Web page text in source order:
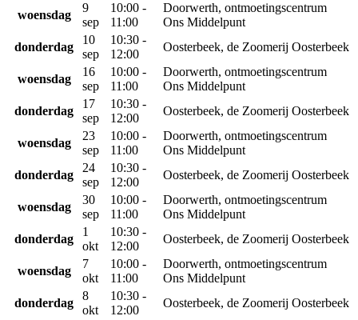
woensdag
9
sep
10:00 -
11:00
Doorwerth, ontmoetingscentrum
Ons Middelpunt
donderdag
10
sep
10:30 -
12:00
Oosterbeek, de Zoomerij Oosterbeek
woensdag
16
sep
10:00 -
11:00
Doorwerth, ontmoetingscentrum
Ons Middelpunt
donderdag
17
sep
10:30 -
12:00
Oosterbeek, de Zoomerij Oosterbeek
woensdag
23
sep
10:00 -
11:00
Doorwerth, ontmoetingscentrum
Ons Middelpunt
donderdag
24
sep
10:30 -
12:00
Oosterbeek, de Zoomerij Oosterbeek
woensdag
30
sep
10:00 -
11:00
Doorwerth, ontmoetingscentrum
Ons Middelpunt
donderdag
1
okt
10:30 -
12:00
Oosterbeek, de Zoomerij Oosterbeek
woensdag
7
okt
10:00 -
11:00
Doorwerth, ontmoetingscentrum
Ons Middelpunt
donderdag
8
okt
10:30 -
12:00
Oosterbeek, de Zoomerij Oosterbeek